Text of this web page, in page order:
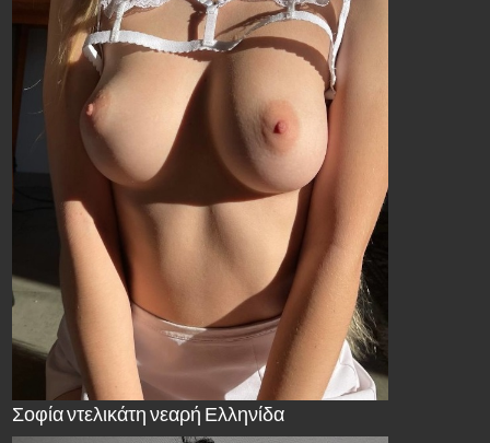
Σοφία ντελικάτη νεαρή Ελληνίδα